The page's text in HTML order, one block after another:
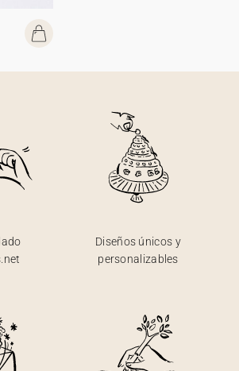
Diseños únicos y
personalizables